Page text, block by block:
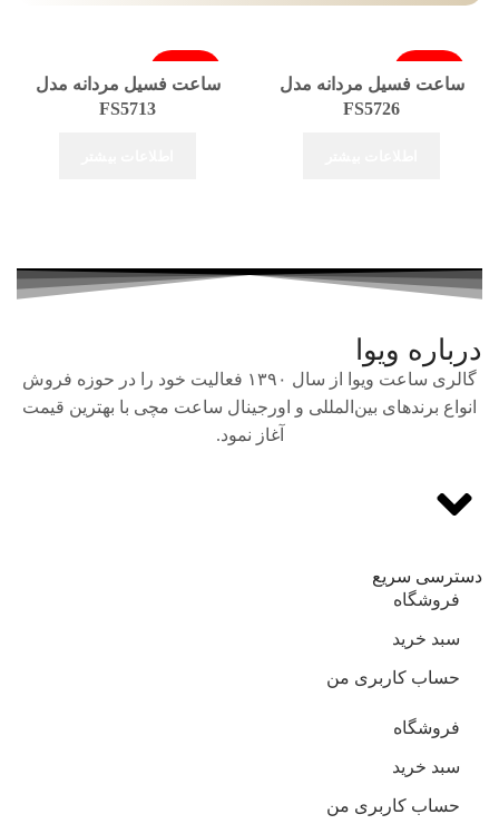
فروخته شد
ساعت فسیل مردانه مدل
FS5726
فروخته شد
ساعت فسیل مردانه مدل
FS5713
درباره ویوا
گالری ساعت ویوا از سال ۱۳۹۰ فعالیت خود را در حوزه فروش
انواع برندهای بین‌المللی و اورجینال ساعت مچی با بهترین قیمت
آغاز نمود.
دسترسی سریع
فروشگاه
سبد خرید
حساب کاربری من
فروشگاه
سبد خرید
حساب کاربری من